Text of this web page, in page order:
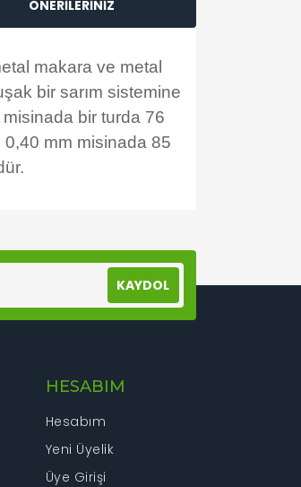
ÖNERİLERİNİZ
makara ve metal
bir sarım sistemine
bir turda 76
mm misinada 85
KAYDOL
HESABIM
Hesabım
Yeni Üyelik
Üye Girişi